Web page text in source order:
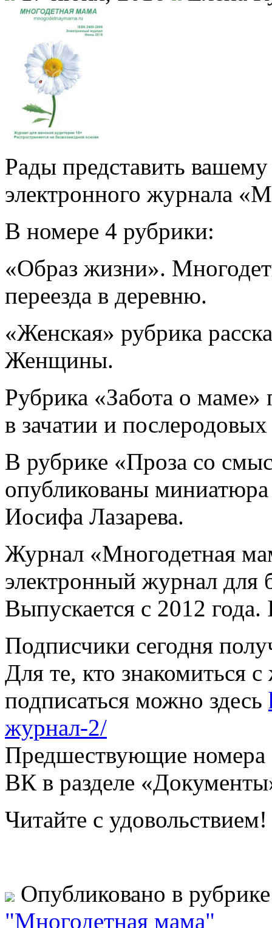
Рады представить
электронного журнала
В номере 4 рубрики:
«Образ жизни».
переезда в деревню.
«Женская» рубрика
Женщины.
Рубрика «Забота о маме»
в зачатии и
В рубрике «Проза со
опубликованы
Иосифа Лазарева.
Журнал «Многодетная
электронный журнал
Выпускается с 2012
Подписчики сегодня
Для те, кто знакомиться
подписаться можно здесь
журнал-2/
Предшествующие номера
ВК в разделе
Читайте с удовольствием!
Опубликовано в
"Многодетная мама"